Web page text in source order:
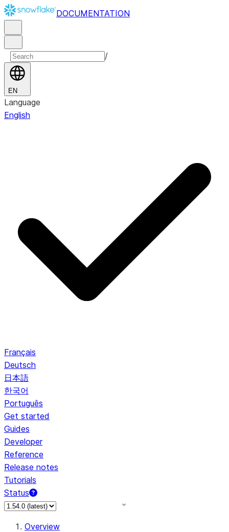
DOCUMENTATION
/
EN
Language
English
Français
Deutsch
日本語
한국어
Português
Get started
Guides
Developer
Reference
Release notes
Tutorials
Status
Overview